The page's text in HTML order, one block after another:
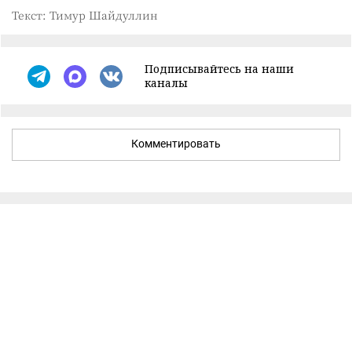
Текст: Тимур Шайдуллин
Подписывайтесь на наши
каналы
Комментировать